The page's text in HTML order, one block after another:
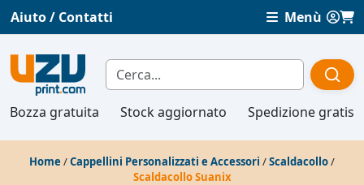
Aiuto / Contatti Menù
Bozza gratuita Stock aggiornato Spedizione gratis
Home /Cappellini Personalizzati e Accessori /Scaldacollo/
Scaldacollo Suanix